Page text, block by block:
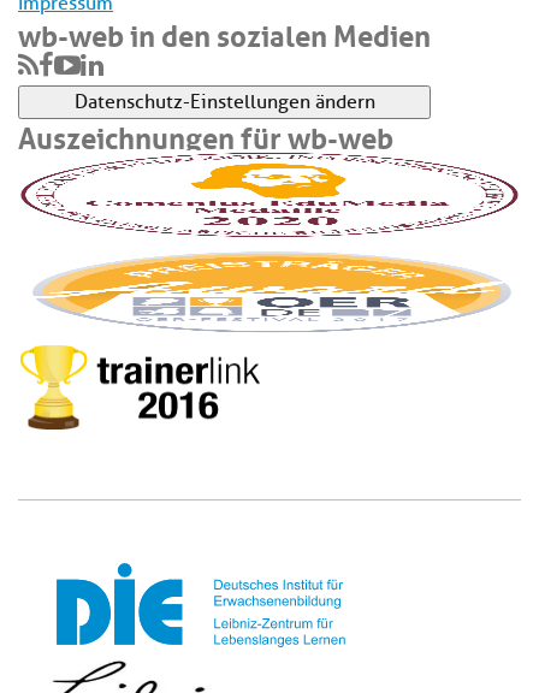
wb-web in den sozialen Medien
Datenschutz-Einstellungen ändern
Auszeichnungen für wb-web